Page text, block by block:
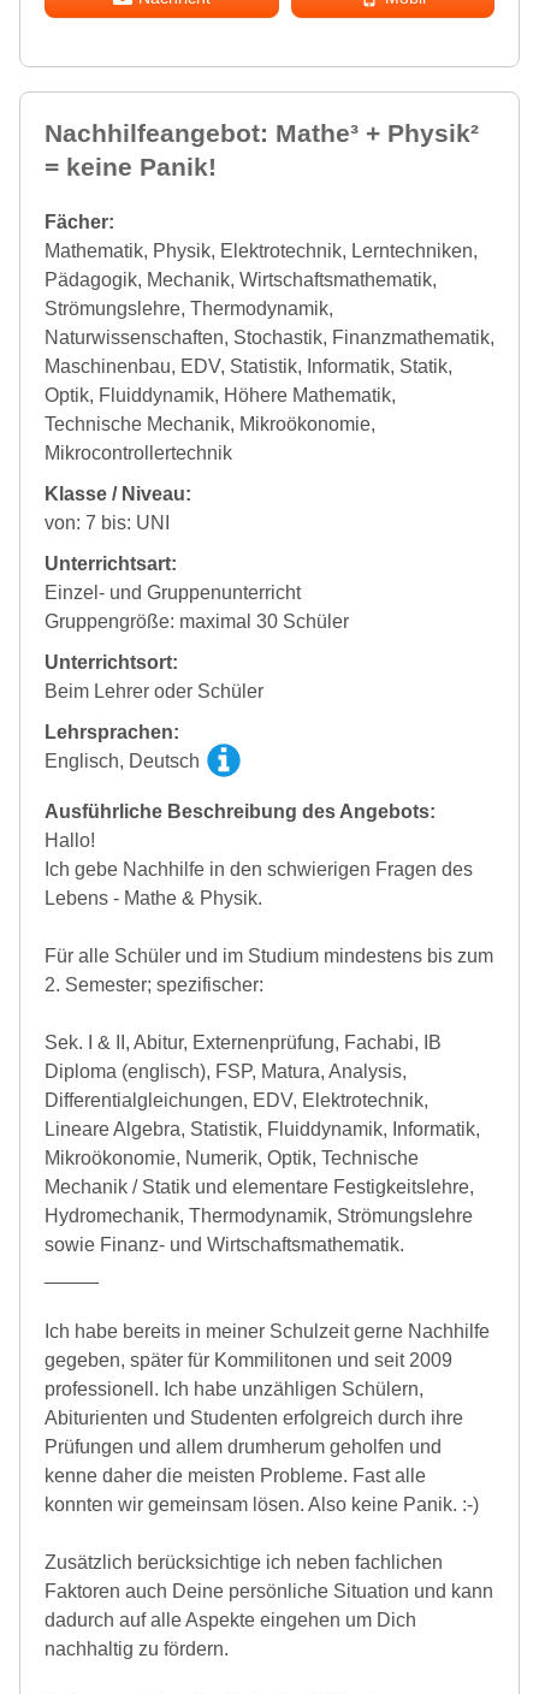
Nachhilfeangebot: Mathe³ + Physik²
= keine Panik!
Fächer:
Mathematik, Physik, Elektrotechnik, Lerntechniken,
Pädagogik, Mechanik, Wirtschaftsmathematik,
Strömungslehre, Thermodynamik,
Naturwissenschaften, Stochastik, Finanzmathematik,
Maschinenbau, EDV, Statistik, Informatik, Statik,
Optik, Fluiddynamik, Höhere Mathematik,
Technische Mechanik, Mikroökonomie,
Mikrocontrollertechnik
Klasse / Niveau:
von: 7 bis: UNI
Unterrichtsart:
Einzel- und Gruppenunterricht
Gruppengröße: maximal 30 Schüler
Unterrichtsort:
Beim Lehrer oder Schüler
Lehrsprachen:
Englisch, Deutsch
Ausführliche Beschreibung des Angebots:
Hallo!
Ich gebe Nachhilfe in den schwierigen Fragen des
Lebens - Mathe & Physik.
Für alle Schüler und im Studium mindestens bis zum
2. Semester; spezifischer:
Sek. I & II, Abitur, Externenprüfung, Fachabi, IB
Diploma (englisch), FSP, Matura, Analysis,
Differentialgleichungen, EDV, Elektrotechnik,
Lineare Algebra, Statistik, Fluiddynamik, Informatik,
Mikroökonomie, Numerik, Optik, Technische
Mechanik / Statik und elementare Festigkeitslehre,
Hydromechanik, Thermodynamik, Strömungslehre
sowie Finanz- und Wirtschaftsmathematik.
Ich habe bereits in meiner Schulzeit gerne Nachhilfe
gegeben, später für Kommilitonen und seit 2009
professionell. Ich habe unzähligen Schülern,
Abiturienten und Studenten erfolgreich durch ihre
Prüfungen und allem drumherum geholfen und
kenne daher die meisten Probleme. Fast alle
konnten wir gemeinsam lösen. Also keine Panik. :-)
Zusätzlich berücksichtige ich neben fachlichen
Faktoren auch Deine persönliche Situation und kann
dadurch auf alle Aspekte eingehen um Dich
nachhaltig zu fördern.